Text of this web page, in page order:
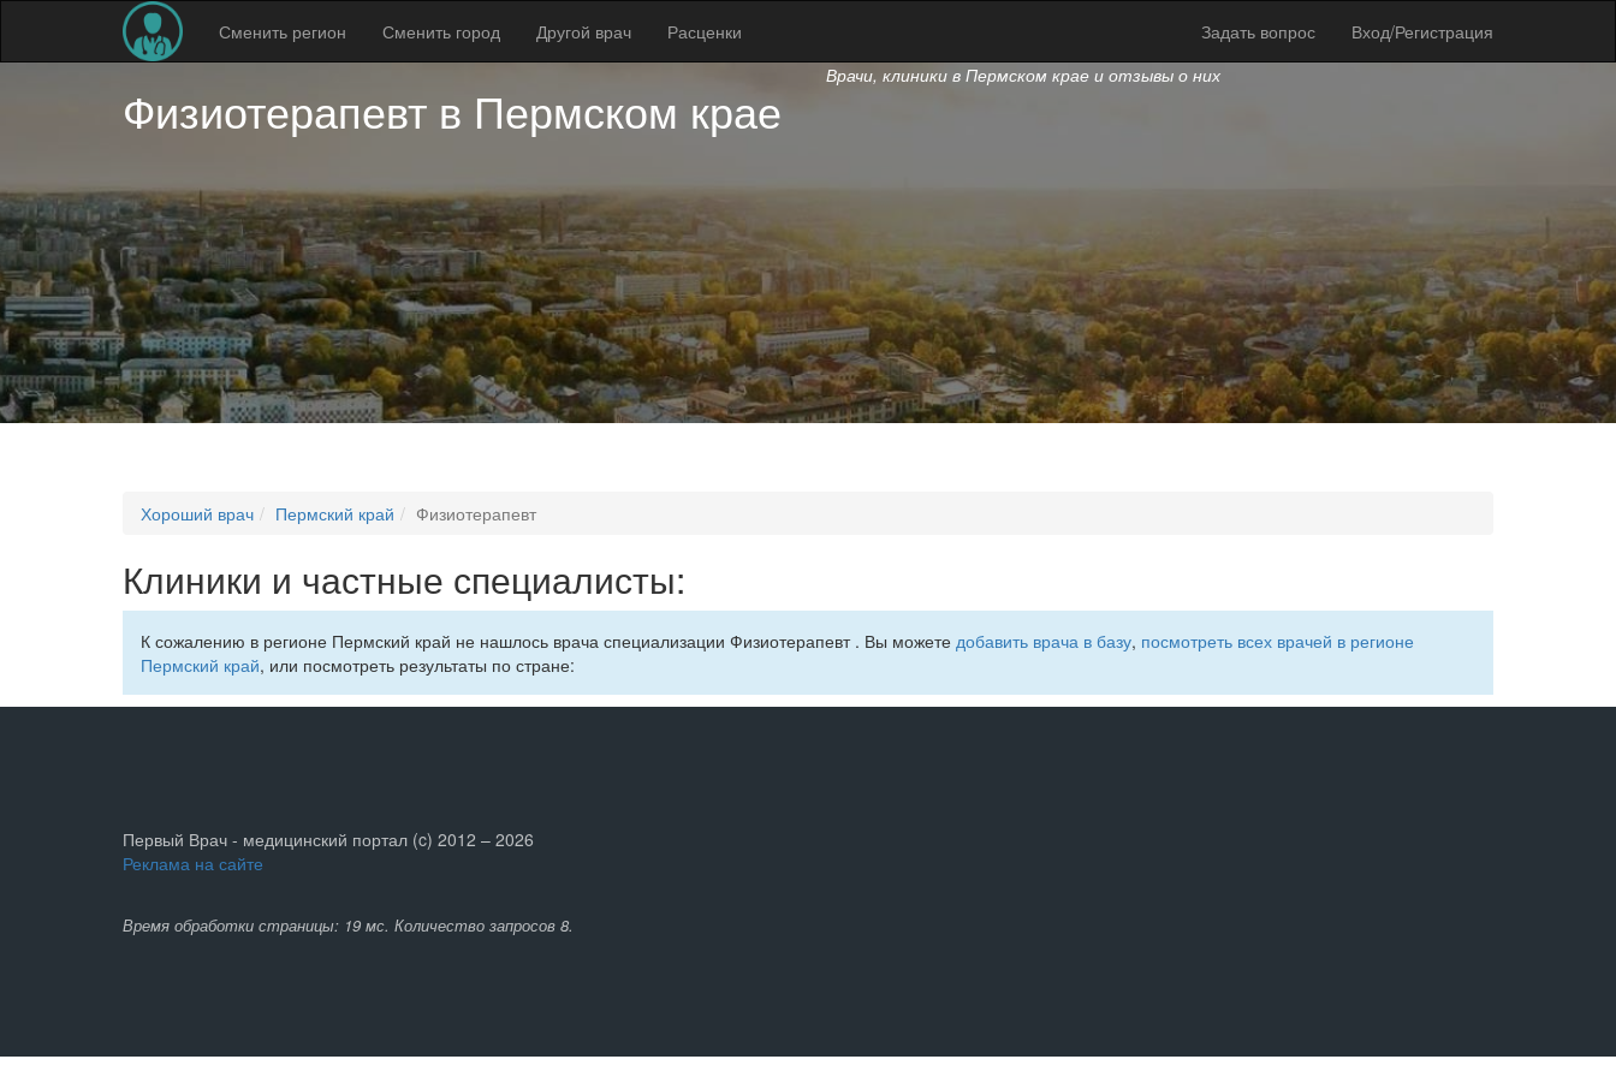
Сменить регион Сменить город Другой врач Расценки Задать вопрос Вход/Регистрация
Физиотерапевт в Пермском крае
Врачи, клиники в Пермском крае и отзывы о них
Хороший врач Пермский край Физиотерапевт
Клиники и частные специалисты:
К сожалению в регионе Пермский край не нашлось врача специализации Физиотерапевт . Вы можете добавить врача в базу, посмотреть всех врачей в регионе
Пермский край, или посмотреть результаты по стране:
Первый Врач - медицинский портал (c) 2012 – 2026
Реклама на сайте
Время обработки страницы: 19 мс. Количество запросов 8.